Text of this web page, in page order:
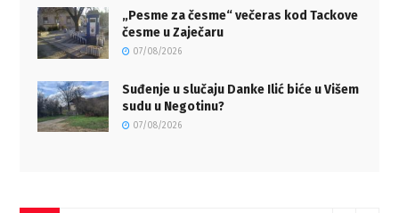
„Pesme za česme“ večeras kod Tackove
česme u Zaječaru
07/08/2026
Suđenje u slučaju Danke Ilić biće u Višem
sudu u Negotinu?
07/08/2026